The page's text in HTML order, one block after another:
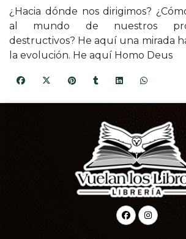
¿Hacia dónde nos dirigimos?
al mundo de nuestros
destructivos? He aquí una mirada
la evolución. He aquí Homo Deus